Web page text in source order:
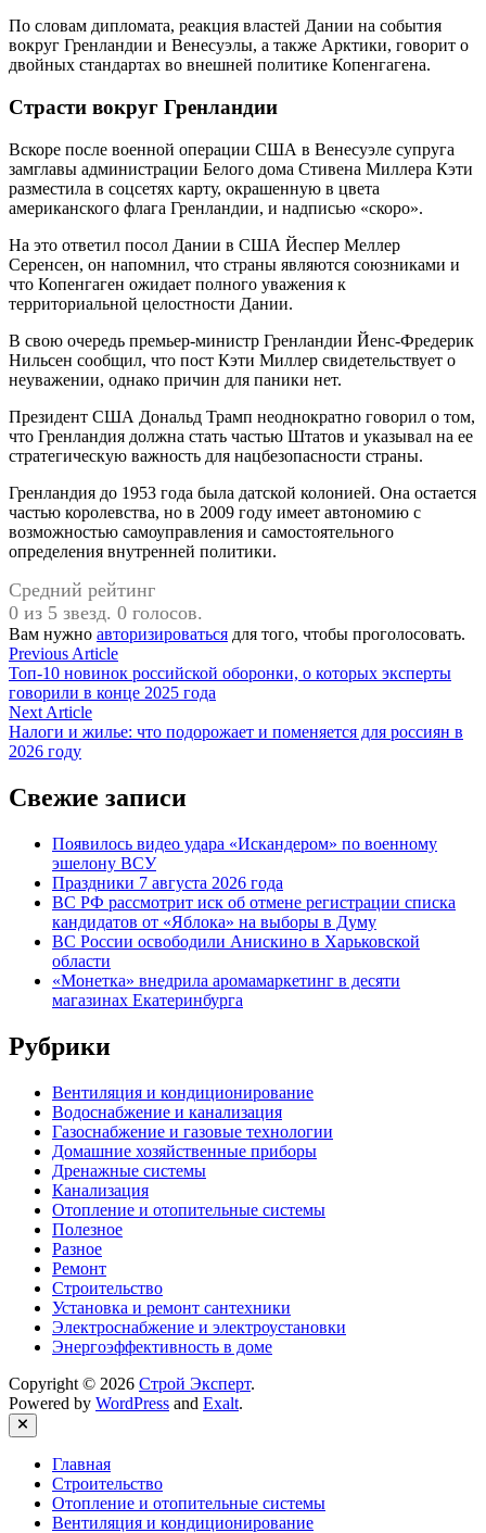
По словам дипломата, реакция властей Дании на события
вокруг Гренландии и Венесуэлы, а также Арктики, говорит о
двойных стандартах во внешней политике Копенгагена.
Страсти вокруг Гренландии
Вскоре после военной операции США в Венесуэле супруга
замглавы администрации Белого дома Стивена Миллера Кэти
разместила в соцсетях карту, окрашенную в цвета
американского флага Гренландии, и надписью «скоро».
На это ответил посол Дании в США Йеспер Меллер
Серенсен, он напомнил, что страны являются союзниками и
что Копенгаген ожидает полного уважения к
территориальной целостности Дании.
В свою очередь премьер-министр Гренландии Йенс-Фредерик
Нильсен сообщил, что пост Кэти Миллер свидетельствует о
неуважении, однако причин для паники нет.
Президент США Дональд Трамп неоднократно говорил о том,
что Гренландия должна стать частью Штатов и указывал на ее
стратегическую важность для нацбезопасности страны.
Гренландия до 1953 года была датской колонией. Она остается
частью королевства, но в 2009 году имеет автономию с
возможностью самоуправления и самостоятельного
определения внутренней политики.
Средний рейтинг
0 из 5 звезд. 0 голосов.
Вам нужно авторизироваться для того, чтобы проголосовать.
Навигация
по
записям
Previous ArticlePrevious
article:
Топ-10 новинок российской оборонки, о которых эксперты
говорили в конце 2025 года
Next ArticleNext
article:
Налоги и жилье: что подорожает и поменяется для россиян в
2026 году
Свежие записи
Появилось видео удара «Искандером» по военному
эшелону ВСУ
Праздники 7 августа 2026 года
ВС РФ рассмотрит иск об отмене регистрации списка
кандидатов от «Яблока» на выборы в Думу
ВС России освободили Анискино в Харьковской
области
«Монетка» внедрила аромамаркетинг в десяти
магазинах Екатеринбурга
Рубрики
Вентиляция и кондиционирование
Водоснабжение и канализация
Газоснабжение и газовые технологии
Домашние хозяйственные приборы
Дренажные системы
Канализация
Отопление и отопительные системы
Полезное
Разное
Ремонт
Строительство
Установка и ремонт сантехники
Электроснабжение и электроустановки
Энергоэффективность в доме
Copyright © 2026 Строй Эксперт.
Powered by WordPress and Exalt.
Close
Главная
Строительство
Отопление и отопительные системы
Вентиляция и кондиционирование